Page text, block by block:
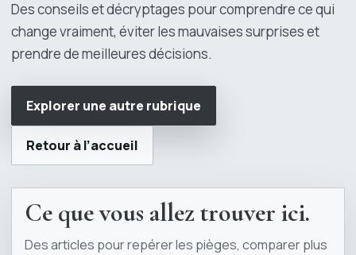
Des conseils et décryptages pour comprendre ce qui
change vraiment, éviter les mauvaises surprises et
prendre de meilleures décisions.
Explorer une autre rubrique
Retour à l’accueil
Ce que vous allez trouver ici.
Des articles pour repérer les pièges, comparer plus